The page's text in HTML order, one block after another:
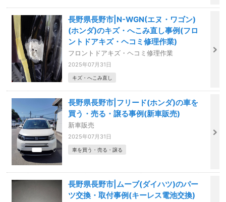
長野県長野市|N-WGN(エヌ・ワゴン)
(ホンダ)のキズ・へこみ直し事例(フロ
ントドアキズ・ヘコミ修理作業)
フロントドアキズ・ヘコミ修理作業
2025年07月31日
キズ・へこみ直し
長野県長野市|フリード(ホンダ)の車を
買う・売る・譲る事例(新車販売)
新車販売
2025年07月31日
車を買う・売る・譲る
長野県長野市|ムーブ(ダイハツ)のパー
ツ交換・取付事例(キーレス電池交換)